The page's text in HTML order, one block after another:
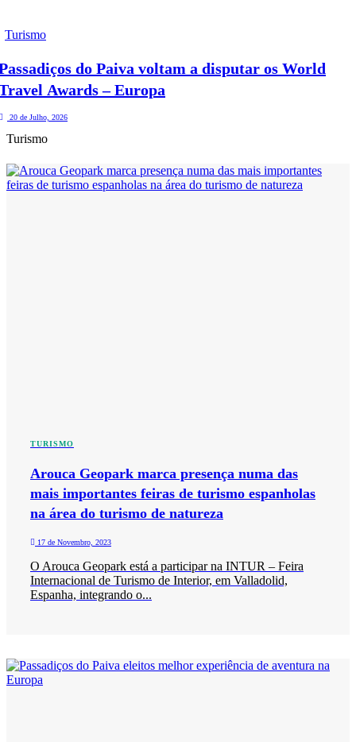
Turismo
do Paiva voltam a disputar os World
Awards – Europa
20 de Julho, 2026
Turismo
TURISMO
Arouca Geopark marca presença numa das
mais importantes feiras de turismo espanholas
na área do turismo de natureza
17 de Novembro, 2023
O Arouca Geopark está a participar na INTUR – Feira
Internacional de Turismo de Interior, em Valladolid,
Espanha, integrando o...